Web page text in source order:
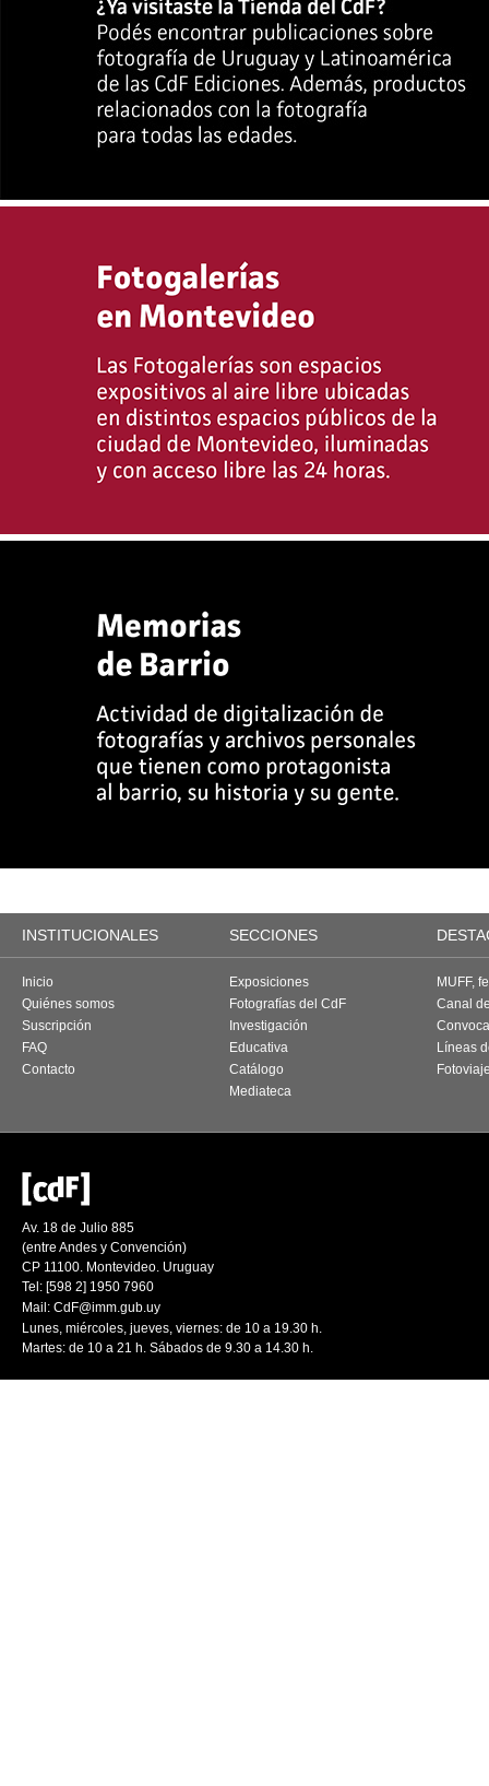
INSTITUCIONALES SECCIONES
Inicio
Quiénes somos
Suscripción
FAQ
Contacto
Exposiciones
Fotografías del CdF
Investigación
Educativa
Catálogo
Mediateca
MUFF,
Canal
Líneas
Av. 18 de Julio 885
(entre Andes y Convención)
CP 11100. Montevideo. Uruguay
Tel: [598 2] 1950 7960
Mail: CdF@imm.gub.uy
Lunes, miércoles, jueves, viernes: de 10 a 19.30 h.
Martes: de 10 a 21 h. Sábados de 9.30 a 14.30 h.